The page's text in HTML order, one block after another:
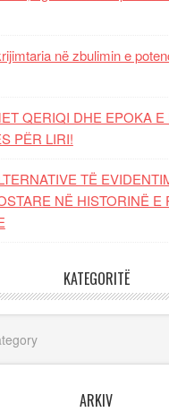
në zbulimin e
QERIQI DHE EPOKA
PЁR LIRI!
TË
NË HISTORINË E
KATEGORITË
ARKIV